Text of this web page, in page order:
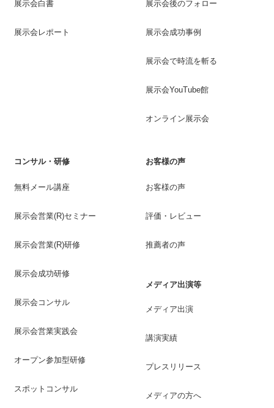
展示会白書
展示会レポート
展示会後のフォロー
展示会成功事例
展示会で時流を斬る
展示会YouTube館
オンライン展示会
コンサル・研修
無料メール講座
展示会営業(R)セミナー
展示会営業(R)研修
展示会成功研修
展示会コンサル
展示会営業実践会
オープン参加型研修
スポットコンサル
お客様の声
お客様の声
評価・レビュー
推薦者の声
メディア出演等
メディア出演
講演実績
プレスリリース
メディアの方へ